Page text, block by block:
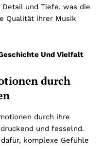
und Tiefe, was die
Qualität ihrer Musik
Und Vielfalt
durch
durch ihre
und fesselnd.
komplexe Gefühle